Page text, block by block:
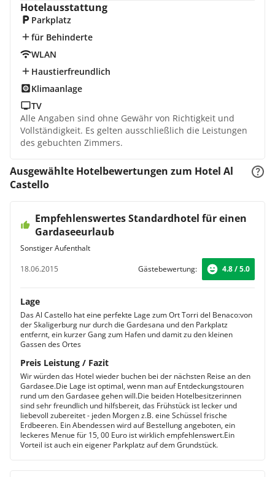
Hotelausstattung
Parkplatz
für Behinderte
WLAN
Haustierfreundlich
Klimaanlage
TV
Alle Angaben sind ohne Gewähr von Richtigkeit und
Vollständigkeit. Es gelten ausschließlich die Leistungen
des gebuchten Zimmers.
Ausgewählte Hotelbewertungen zum Hotel Al
Castello
Empfehlenswertes Standardhotel für einen
Gardaseeurlaub
Sonstiger Aufenthalt
18.06.2015
Gästebewertung: 4.8 / 5.0
Lage
Das Al Castello hat eine perfekte Lage zum Ort Torri del Benaco:von
der Skaligerburg nur durch die Gardesana und den Parkplatz
entfernt, ein kurzer Gang zum Hafen und damit zu den kleinen
Gassen des Ortes
Preis Leistung / Fazit
Wir würden das Hotel wieder buchen bei der nächsten Reise an den
Gardasee.Die Lage ist optimal, wenn man auf Entdeckungstouren
rund um den Gardasee gehen will.Die beiden Hotelbesitzerinnen
sind sehr freundlich und hilfsbereit, das Frühstück ist lecker und
liebevoll zubereitet - jeden Morgen z.B. eine Schüssel frische
Erdbeeren. Ein Abendessen wird auf Bestellung angeboten, ein
leckeres Menue für 15, 00 Euro ist wirklich empfehlenswert.Ein
Vorteil ist auch ein eigener Parkplatz auf dem Grundstück.